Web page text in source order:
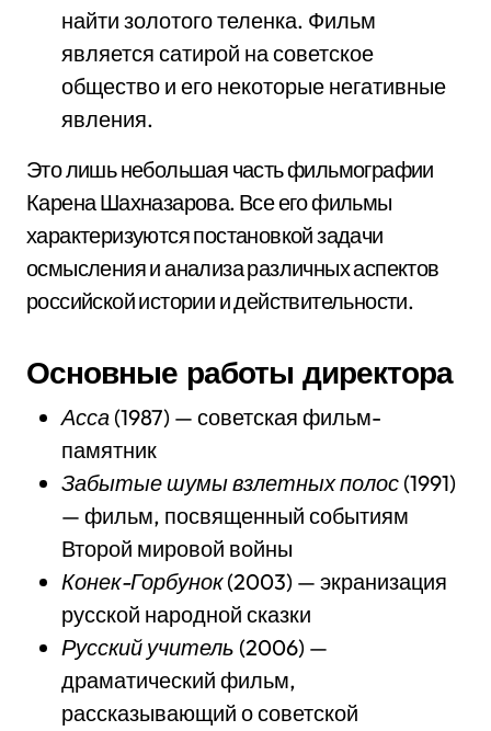
найти золотого теленка. Фильм
является сатирой на советское
общество и его некоторые негативные
явления.
Это лишь небольшая часть фильмографии
Карена Шахназарова. Все его фильмы
характеризуются постановкой задачи
осмысления и анализа различных аспектов
российской истории и действительности.
Основные работы директора
Асса (1987) — советская фильм-
памятник
Забытые шумы взлетных полос (1991)
— фильм, посвященный событиям
Второй мировой войны
Конек-Горбунок(2003) — экранизация
русской народной сказки
Русский учитель (2006) —
драматический фильм,
рассказывающий о советской